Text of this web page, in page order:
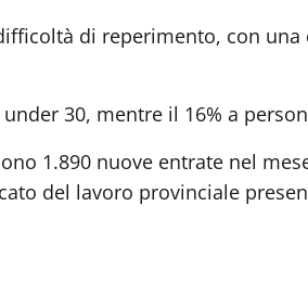
di reperimento, con una
30, mentre il 16% a
1.890 nuove entrate nel
del lavoro provinciale